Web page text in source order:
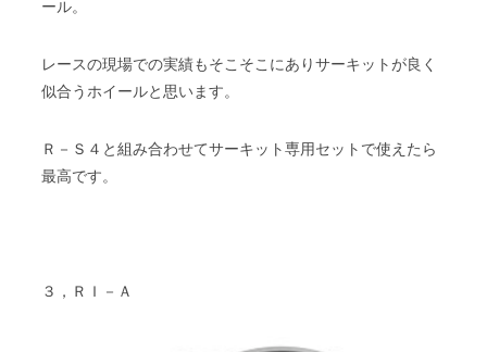
ール。
レースの現場での実績もそこそこにありサーキットが良く
似合うホイールと思います。
Ｒ－Ｓ４と組み合わせてサーキット専用セットで使えたら
最高です。
３，ＲＩ－Ａ